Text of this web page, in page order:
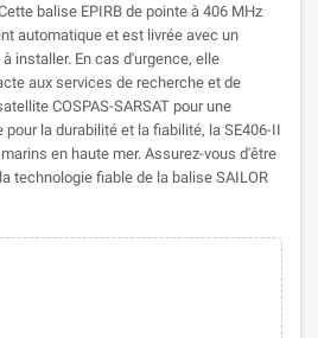
balise EPIRB de pointe à 406 MHz
automatique et est livrée avec un
installer. En cas d'urgence, elle
aux services de recherche et de
COSPAS-SARSAT pour une
pour la durabilité et la fiabilité, la SE406-II
en haute mer. Assurez-vous d'être
technologie fiable de la balise SAILOR